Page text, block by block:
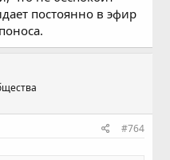
здания, при
осмотр раз в 3
оставлять
постоянно в эфир
#764